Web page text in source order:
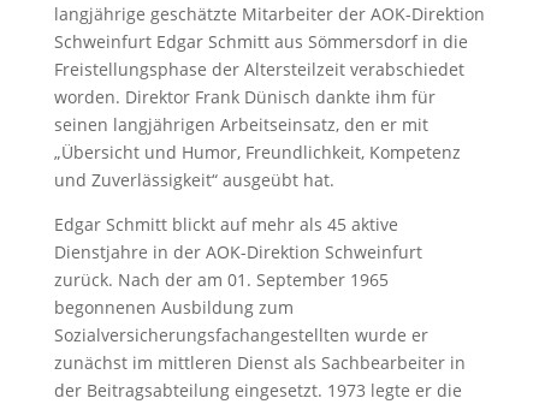
langjährige geschätzte Mitarbeiter der AOK-Direktion
Schweinfurt Edgar Schmitt aus Sömmersdorf in die
Freistellungsphase der Altersteilzeit verabschiedet
worden. Direktor Frank Dünisch dankte ihm für
seinen langjährigen Arbeitseinsatz, den er mit
„Übersicht und Humor, Freundlichkeit, Kompetenz
und Zuverlässigkeit“ ausgeübt hat.
Edgar Schmitt blickt auf mehr als 45 aktive
Dienstjahre in der AOK-Direktion Schweinfurt
zurück. Nach der am 01. September 1965
begonnenen Ausbildung zum
Sozialversicherungsfachangestellten wurde er
zunächst im mittleren Dienst als Sachbearbeiter in
der Beitragsabteilung eingesetzt. 1973 legte er die